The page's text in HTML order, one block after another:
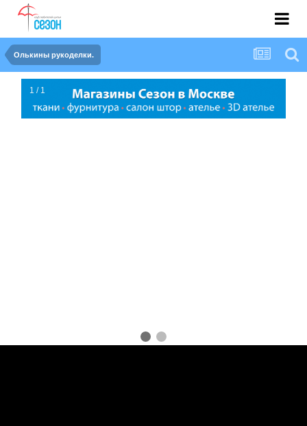
Олькины рукоделки.
1 / 1